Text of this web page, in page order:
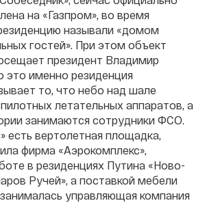
на «Газпром», во время
называли «домом
гостей». При этом объект
президент Владимир
это именно резиденция
то, что небо над шале
летательных аппаратов, а
занимаются сотрудники ФСО.
есть вертолетная площадка,
фирма «Аэрокомплекс»,
в резиденциях Путина «Ново-
Ручей», а поставкой мебели
управляющая компания